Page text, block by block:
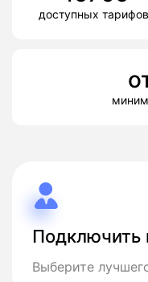
доступных тарифов
Подключить
Выберите